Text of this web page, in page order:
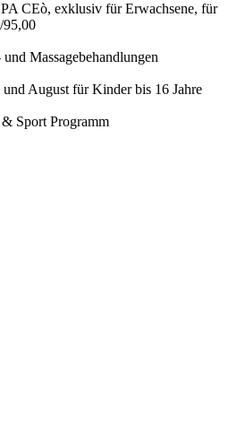
CEò, exklusiv für Erwachsene, für
95,00
Massagebehandlungen
und August für Kinder bis 16 Jahre
Sport Programm